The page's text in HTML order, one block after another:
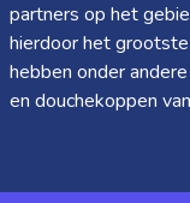
partners op het
hierdoor het
hebben onder
en douchekoppen